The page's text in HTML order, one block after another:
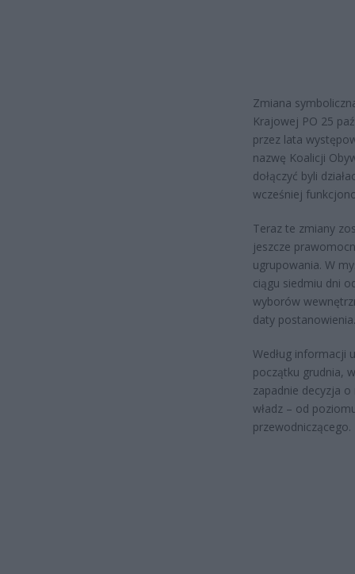
Zmiana
Krajowej PO 25
przez lata
nazwę Koalicji
dołączyć byli
wcześniej
Teraz te zmiany
jeszcze
ugrupowania. W
ciągu siedmiu dni
wyborów
daty postanowienia.
Według informacji
początku grudnia,
zapadnie decyzja
władz – od
przewodniczącego.